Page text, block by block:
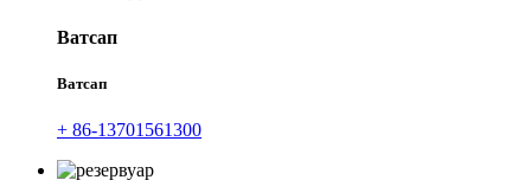
Ватсап
Ватсап
+ 86-13701561300